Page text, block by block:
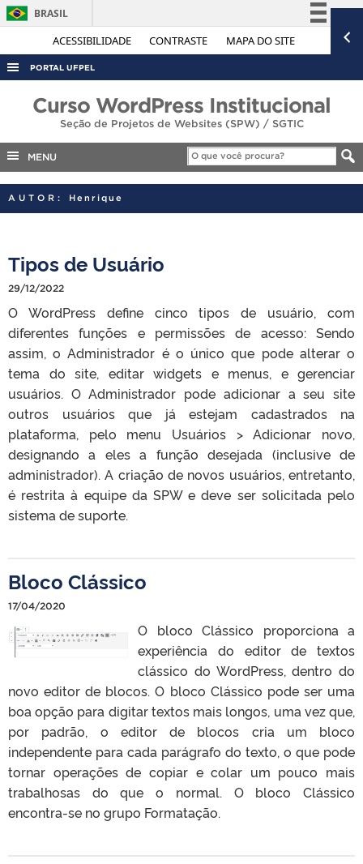
ACESSIBILIDADE CONTRASTE MAPA DO SITE
BRASIL
Simplifique!
Acesso à informação
Canais
PORTAL UFPEL
AUDITORIA
OUVIDORIA
PORTARIAS
TELEFONES
Curso WordPress Institucional
Seção de Projetos de Websites (SPW) / SGTIC
MENU
AUTOR: Henrique
Tipos de Usuário
29/12/2022
O WordPress define cinco tipos de usuário, com
diferentes funções e permissões de acesso: Sendo
assim, o Administrador é o único que pode alterar o
tema do site, editar widgets e menus, e gerenciar
usuários. O Administrador pode adicionar a seu site
outros usuários que já estejam cadastrados na
plataforma, pelo menu Usuários > Adicionar novo,
designando a eles a função desejada (inclusive de
administrador). A criação de novos usuários, entretanto,
é restrita à equipe da SPW e deve ser solicitada pelo
sistema de suporte.
Bloco Clássico
17/04/2020
O bloco Clássico proporciona a
experiência do editor de textos
clássico do WordPress, dentro do
novo editor de blocos. O bloco Clássico pode ser uma
boa opção para digitar textos mais longos, uma vez que,
por padrão, o editor de blocos cria um bloco
independente para cada parágrafo do texto, o que pode
tornar operações de copiar e colar um pouco mais
trabalhosas do que o normal. O bloco Clássico
encontra-se no grupo Formatação.